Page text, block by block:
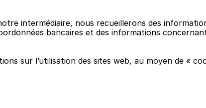
intermédiaire, nous recueillerons des
bancaires et des informations
sur l’utilisation des sites web, au moyen de «